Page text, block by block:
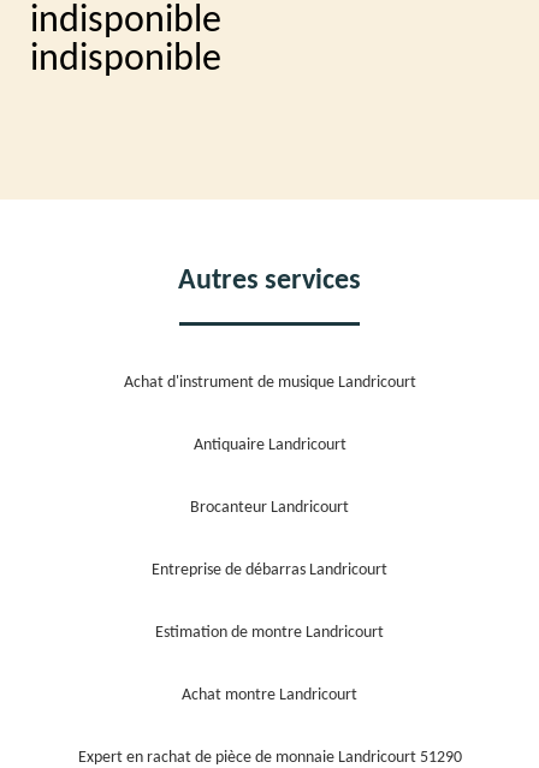
indisponible
indisponible
Autres services
Achat d'instrument de musique Landricourt
Antiquaire Landricourt
Brocanteur Landricourt
Entreprise de débarras Landricourt
Estimation de montre Landricourt
Achat montre Landricourt
Expert en rachat de pièce de monnaie Landricourt 51290